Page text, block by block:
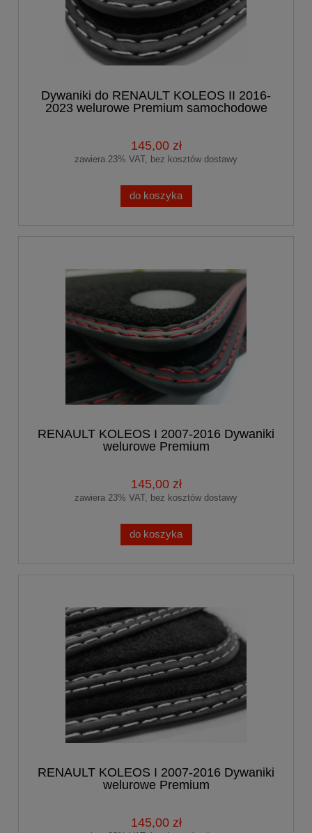
Dywaniki do RENAULT KOLEOS II 2016-
2023 welurowe Premium samochodowe
145,00 zł
zawiera 23% VAT, bez kosztów dostawy
do koszyka
RENAULT KOLEOS I 2007-2016 Dywaniki
welurowe Premium
145,00 zł
zawiera 23% VAT, bez kosztów dostawy
do koszyka
RENAULT KOLEOS I 2007-2016 Dywaniki
welurowe Premium
145,00 zł